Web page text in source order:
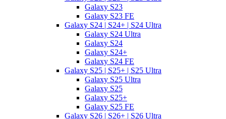
Galaxy S23
Galaxy S23 FE
Galaxy S24 | S24+ | S24 Ultra
Galaxy S24 Ultra
Galaxy S24
Galaxy S24+
Galaxy S24 FE
Galaxy S25 | S25+ | S25 Ultra
Galaxy S25 Ultra
Galaxy S25
Galaxy S25+
Galaxy S25 FE
Galaxy S26 | S26+ | S26 Ultra